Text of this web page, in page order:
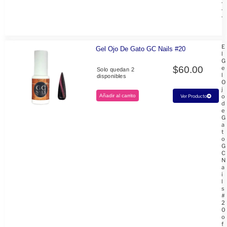
.
.
Gel Ojo De Gato GC Nails #20
Solo quedan 2
disponibles
$60.00
Añadir al carrito Ver Producto
E
l
G
e
l
O
j
o
d
e
G
a
t
o
G
C
N
a
i
l
s
#
2
0
o
f